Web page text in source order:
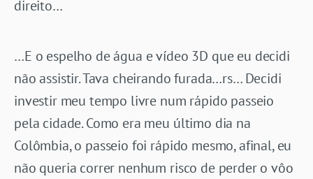
direito…
…E o espelho de água e vídeo 3D que eu decidi
não assistir. Tava cheirando furada…rs… Decidi
investir meu tempo livre num rápido passeio
pela cidade. Como era meu último dia na
Colômbia, o passeio foi rápido mesmo, afinal, eu
não queria correr nenhum risco de perder o vôo